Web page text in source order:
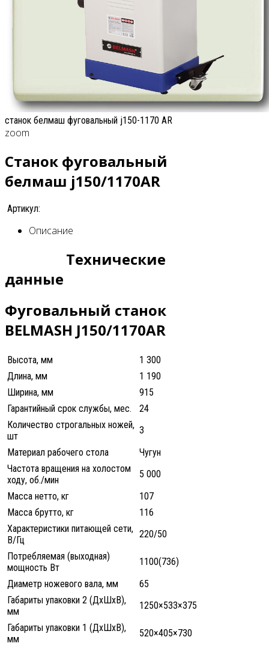
станок белмаш фуговальный j150-1170 AR
zoom
Станок фуговальный
белмаш j150/1170АR
Артикул:
Описание
Технические
данные
Фуговальный станок
BELMASH J150/1170AR
Высота, мм
1 300
Длина, мм
1 190
Ширина, мм
915
Гарантийный срок службы, мес.
24
Количество строгальных ножей,
шт
3
Материал рабочего стола
Чугун
Частота вращения на холостом
ходу, об./мин
5 000
Масса нетто, кг
107
Масса брутто, кг
116
Характеристики питающей сети,
В/Гц
220/50
Потребляемая (выходная)
мощность Вт
1100(736)
Диаметр ножевого вала, мм
65
Габариты упаковки 2 (ДхШхВ),
мм
1250×533×375
Габариты упаковки 1 (ДхШхВ),
мм
520×405×730